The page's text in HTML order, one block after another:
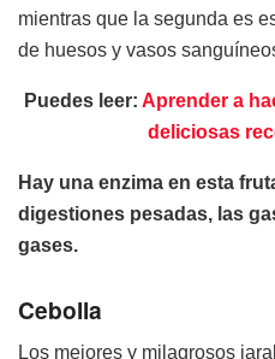
mientras que la segunda es
de huesos y vasos
Puedes leer: Aprender a
deliciosas
Hay una enzima en esta
digestiones pesadas, las
gases.
Cebolla
Los mejores y milagrosos